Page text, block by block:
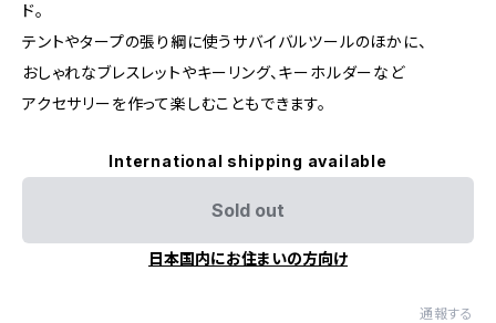
ド。
テントやタープの張り綱に使うサバイバルツールのほかに、
おしゃれなブレスレットやキーリング、キーホルダーなど
アクセサリーを作って楽しむこともできます。
International shipping available
Sold out
日本国内にお住まいの方向け
通報する